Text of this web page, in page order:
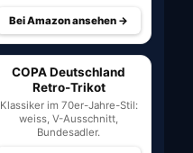
Bei Amazon ansehen →
COPA Deutschland
Retro-Trikot
Klassiker im 70er-Jahre-Stil:
weiss, V-Ausschnitt,
Bundesadler.